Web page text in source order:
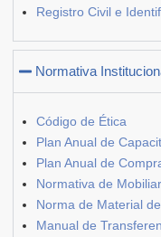
Registro Civil e
Normativa
Código de Ética
Plan Anual de
Plan Anual de
Normativa de
Norma de Material
Manual de